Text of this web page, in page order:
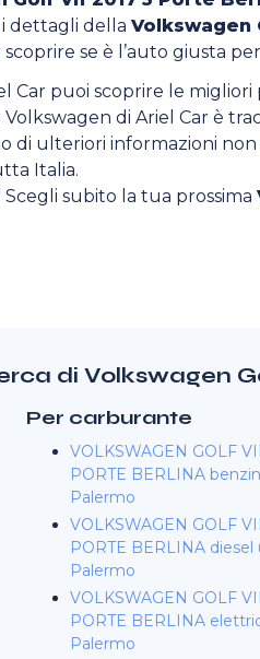
dettagli dellaVolkswagen
se è l’auto giusta
Car puoi scoprire le
di Ariel Car è
di ulteriori informazioni
Italia.
Scegli subito la tua prossima
di Volkswagen
Per carburante
VOLKSWAGEN GOLF
PORTE BERLINA
Palermo
VOLKSWAGEN GOLF
PORTE BERLINA diesel
Palermo
VOLKSWAGEN GOLF
PORTE BERLINA
Palermo